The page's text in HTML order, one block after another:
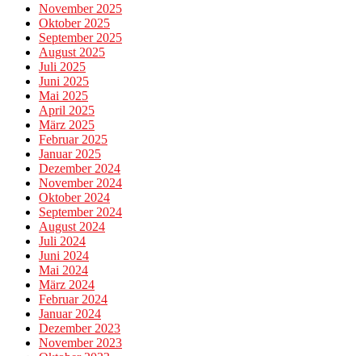
November 2025
Oktober 2025
September 2025
August 2025
Juli 2025
Juni 2025
Mai 2025
April 2025
März 2025
Februar 2025
Januar 2025
Dezember 2024
November 2024
Oktober 2024
September 2024
August 2024
Juli 2024
Juni 2024
Mai 2024
März 2024
Februar 2024
Januar 2024
Dezember 2023
November 2023